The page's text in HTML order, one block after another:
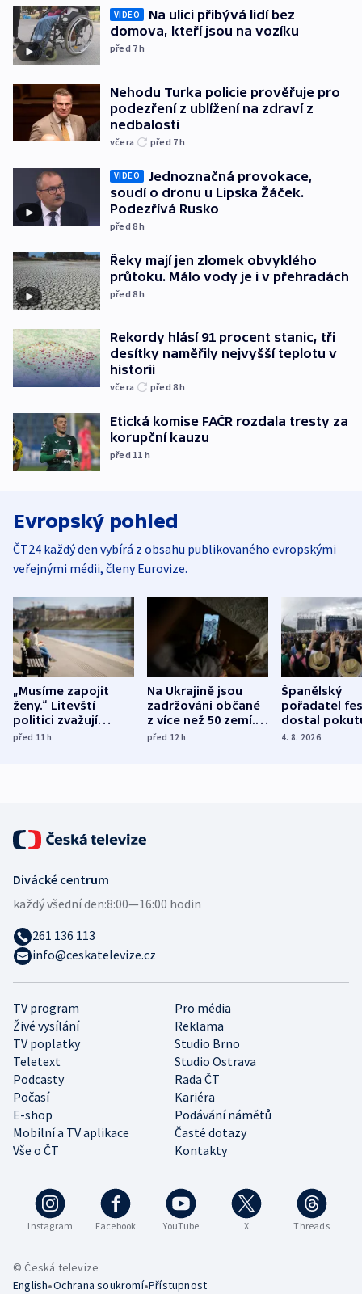
VIDEO
Na ulici přibývá lidí bez
domova, kteří jsou na vozíku
před 7h
Nehodu Turka policie prověřuje pro
podezření z ublížení na zdraví z
nedbalosti
včera před 7h
VIDEO
Jednoznačná provokace,
soudí o dronu u Lipska Žáček.
Podezřívá Rusko
před 8h
Řeky mají jen zlomek obvyklého
průtoku. Málo vody je i v přehradách
před 8h
Rekordy hlásí 91 procent stanic, tři
desítky naměřily nejvyšší teplotu v
historii
včera před 8h
Etická komise FAČR rozdala tresty za
korupční kauzu
před 11 h
Evropský pohled
ČT24 každý den vybírá z obsahu publikovaného evropskými
veřejnými médii, členy Eurovize.
„Musíme zapojit
ženy.“ Litevští
politici zvažují
dohodu o
před 11h
Na Ukrajině jsou
zadržováni občané
z více než 50 zemí.
Bojovali na straně
před 12h
Španělský
pořadatel
dostal
nekalé
4. 8. 2026
Instagram Facebook YouTube X Threads
TV program
Pro média
Živé vysílání
Reklama
TV poplatky
Studio Brno
Teletext
Studio Ostrava
Podcasty
Rada ČT
Počasí
Kariéra
E-shop
Podávání námětů
Mobilní a TV aplikace
Časté dotazy
Vše o ČT
Kontakty
Divácké centrum
každý všední den:8:00—16:00 hodin
261 136 113
info@ceskatelevize.cz
© Česká televize
English•Ochrana soukromí•Přístupnost